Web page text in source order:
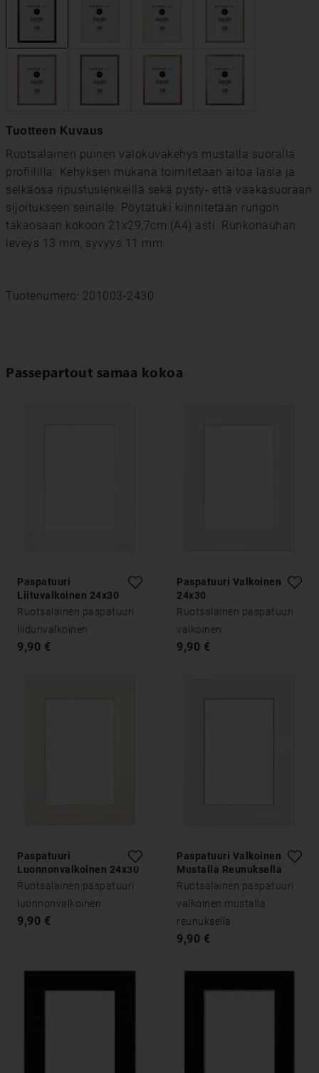
Tuotteen Kuvaus
Ruotsalainen puinen valokuvakehys mustalla suoralla
profiililla. Kehyksen mukana toimitetaan aitoa lasia ja
selkäosa ripustuslenkeillä sekä pysty- että vaakasuoraan
sijoitukseen seinälle. Pöytätuki kiinnitetään rungon
takaosaan kokoon 21x29,7cm (A4) asti. Runkonauhan
leveys 13 mm, syvyys 11 mm.
Tuotenumero: 201003-2430
Passepartout samaa kokoa
Paspatuuri
Liituvalkoinen 24x30
Ruotsalainen paspatuuri
liidunvalkoinen
9,90 €
Paspatuuri Valkoinen
24x30
Ruotsalainen paspatuuri
valkoinen
9,90 €
Paspatuuri
Luonnonvalkoinen 24x30
Ruotsalainen paspatuuri
luonnonvalkoinen
9,90 €
Paspatuuri Valkoinen
Mustalla Reunuksella
24x30
Ruotsalainen paspatuuri
valkoinen mustalla
reunuksella
9,90 €